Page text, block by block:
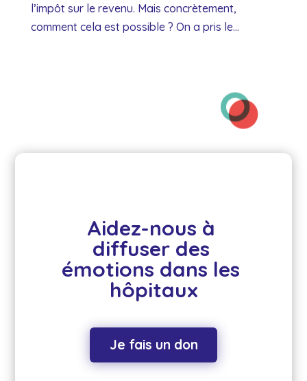
l’impôt sur le revenu. Mais concrètement,
comment cela est possible ? On a pris le...
Aidez-nous à
diffuser des
émotions dans les
hôpitaux
Je fais un don